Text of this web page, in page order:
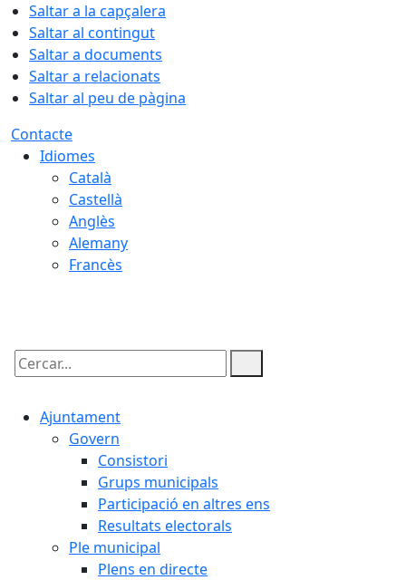
Saltar a la capçalera
Saltar al contingut
Saltar a documents
Saltar a relacionats
Saltar al peu de pàgina
Contacte
Idiomes
Català
Castellà
Anglès
Alemany
Francès
Cercar:
Ajuntament
Govern
Consistori
Grups municipals
Participació en altres ens
Resultats electorals
Ple municipal
Plens en directe